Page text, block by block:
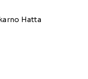
Hatta